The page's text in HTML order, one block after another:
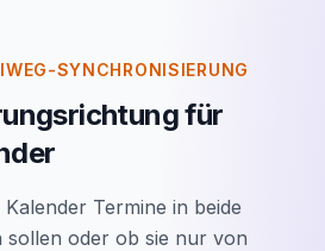
SYNCHRONISIERUNG
für
Termine in beide
sollen oder ob sie nur von